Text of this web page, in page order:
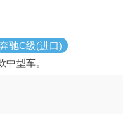
奔驰C级(进口)
型车。